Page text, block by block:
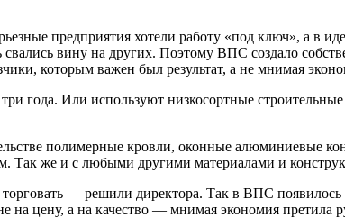
предприятия хотели работу «под ключ», а в
вину на других. Поэтому ВПС создало
которым важен был результат, а не мнимая
Или используют низкосортные
полимерные кровли, оконные алюминиевые
Так же и с любыми другими материалами и
— решили директора. Так в ВПС появилось
на цену, а на качество — мнимая экономия претила